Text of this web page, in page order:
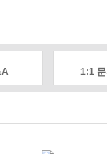
1:1 문